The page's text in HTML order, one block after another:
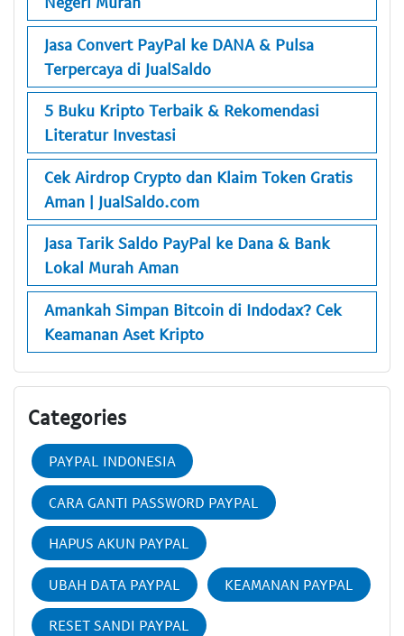
Jasa Convert PayPal ke DANA & Pulsa
Terpercaya di JualSaldo
5 Buku Kripto Terbaik & Rekomendasi
Literatur Investasi
Cek Airdrop Crypto dan Klaim Token Gratis
Aman | JualSaldo.com
Jasa Tarik Saldo PayPal ke Dana & Bank
Lokal Murah Aman
Amankah Simpan Bitcoin di Indodax? Cek
Keamanan Aset Kripto
Categories
PAYPAL INDONESIA
CARA GANTI PASSWORD PAYPAL
HAPUS AKUN PAYPAL
UBAH DATA PAYPAL KEAMANAN PAYPAL
RESET SANDI PAYPAL